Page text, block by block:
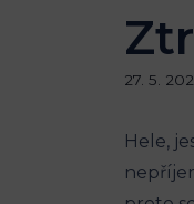
27. 5.
Hele,